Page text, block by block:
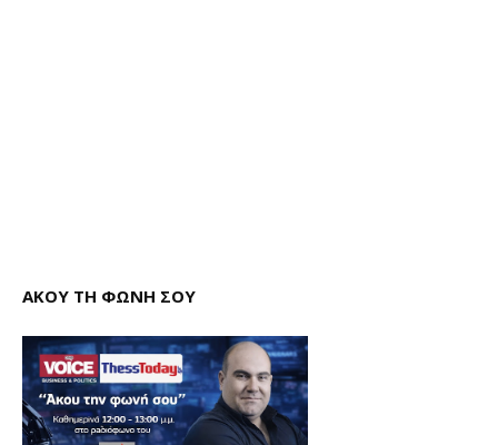
ΑΚΟΥ ΤΗ ΦΩΝΗ ΣΟΥ